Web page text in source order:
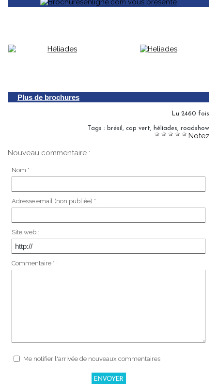
Plus de brochures
Lu 2460 fois
Tags : brésil , cap vert, héliades, roadshow
Notez
Nouveau commentaire :
Nom * :
Adresse email (non publiée) * :
Site web :
Commentaire * :
Me notifier l'arrivée de nouveaux commentaires